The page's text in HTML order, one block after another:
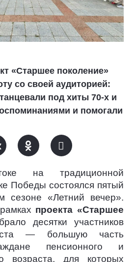
«Старшее поколение»
со своей аудиторией:
под хиты 70-х и
и помогали
на традиционной
Победы состоялся пятый
сезоне «Летний вечер».
проекта «Старшее
десятки участников
— большую часть
пенсионного и
возраста, для которых